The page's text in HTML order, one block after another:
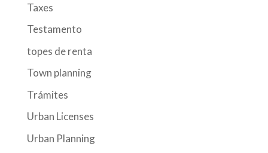
Taxes
Testamento
topes de renta
Town planning
Trámites
Urban Licenses
Urban Planning